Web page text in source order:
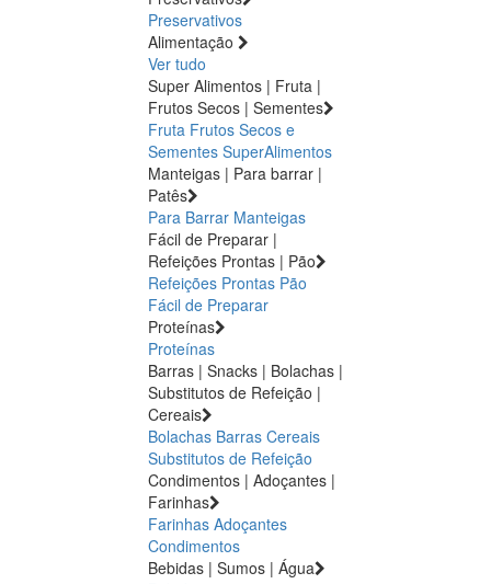
Preservativos
Alimentação
Ver tudo
Super Alimentos | Fruta |
Frutos Secos | Sementes
Fruta Frutos Secos e
Sementes SuperAlimentos
Manteigas | Para barrar |
Patês
Para Barrar Manteigas
Fácil de Preparar |
Refeições Prontas | Pão
Refeições Prontas Pão
Fácil de Preparar
Proteínas
Proteínas
Barras | Snacks | Bolachas |
Substitutos de Refeição |
Cereais
Bolachas Barras Cereais
Substitutos de Refeição
Condimentos | Adoçantes |
Farinhas
Farinhas Adoçantes
Condimentos
Bebidas | Sumos | Água